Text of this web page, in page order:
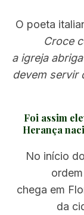
O poeta
Croce
a igreja
devem servir
Foi assim
Herança
No início
chega em
da